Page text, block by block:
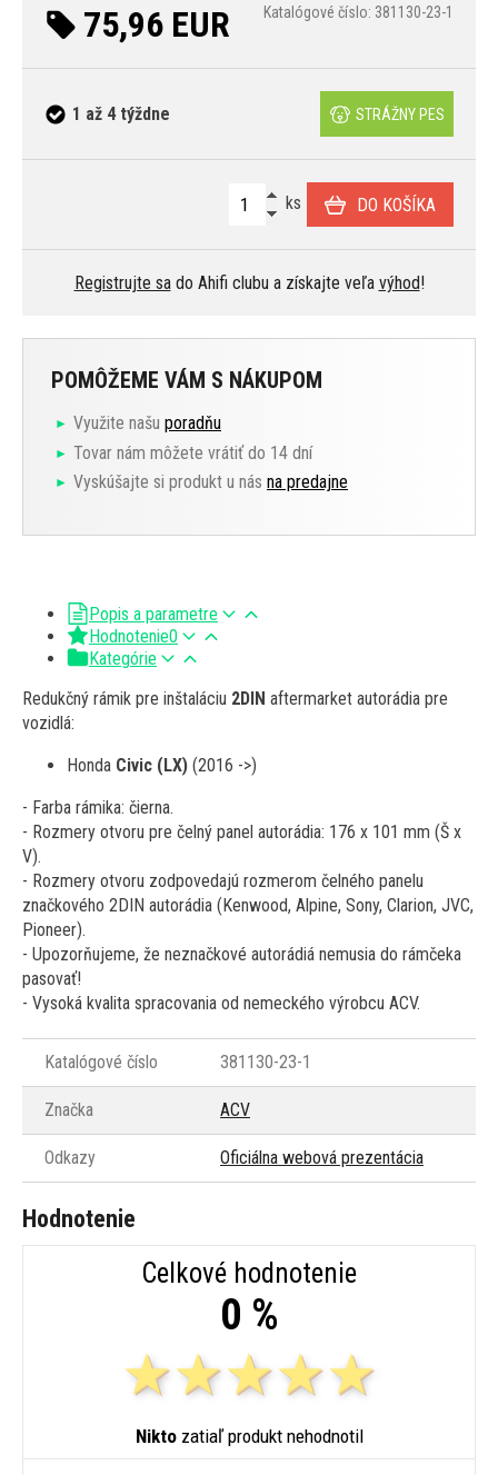
75,96 EUR Katalógové číslo: 381130-23-1
1 až 4 týždne STRÁŽNY PES
ks DO KOŠÍKA
Registrujte sado Ahifi clubu a získajte veľa výhod!
POMÔŽEME VÁM S NÁKUPOM
Využite našu poradňu
Tovar nám môžete vrátiť do 14 dní
Vyskúšajte si produkt u nás na predajne
Popis a parametre
Hodnotenie0
Kategórie
Redukčný rámik pre inštaláciu 2DIN aftermarket autorádia pre
vozidlá:
Honda Civic (LX) (2016 ->)
- Farba rámika: čierna.
- Rozmery otvoru pre čelný panel autorádia: 176 x 101 mm (Š x
V).
- Rozmery otvoru zodpovedajú rozmerom čelného panelu
značkového 2DIN autorádia (Kenwood, Alpine, Sony, Clarion, JVC,
Pioneer).
- Upozorňujeme, že neznačkové autorádiá nemusia do rámčeka
pasovať!
- Vysoká kvalita spracovania od nemeckého výrobcu ACV.
Katalógové číslo 381130-23-1
Značka ACV
Odkazy Oficiálna webová prezentácia
Hodnotenie
Celkové hodnotenie
0 %
Niktozatiaľ produkt nehodnotil